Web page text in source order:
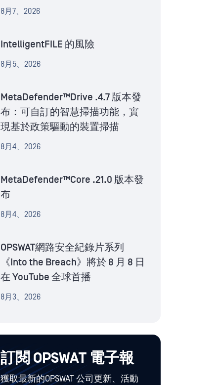
8月7、2026
IntelligentFILE 的風險
8月5、2026
MetaDefender™Drive .4.7 版本發
布：可自訂的智慧掃描功能，實
現基於政策驅動的裝置掃描
8月4、2026
MetaDefender™Core .21.0 版本發
布
8月4、2026
OPSWAT網路安全紀錄片系列
《Into the Breach》將於 8 月 8 日
在 YouTube 全球首播
8月3、2026
訂閱 OPSWAT 電子報
獲取最新的OPSWAT 公司更新、活動